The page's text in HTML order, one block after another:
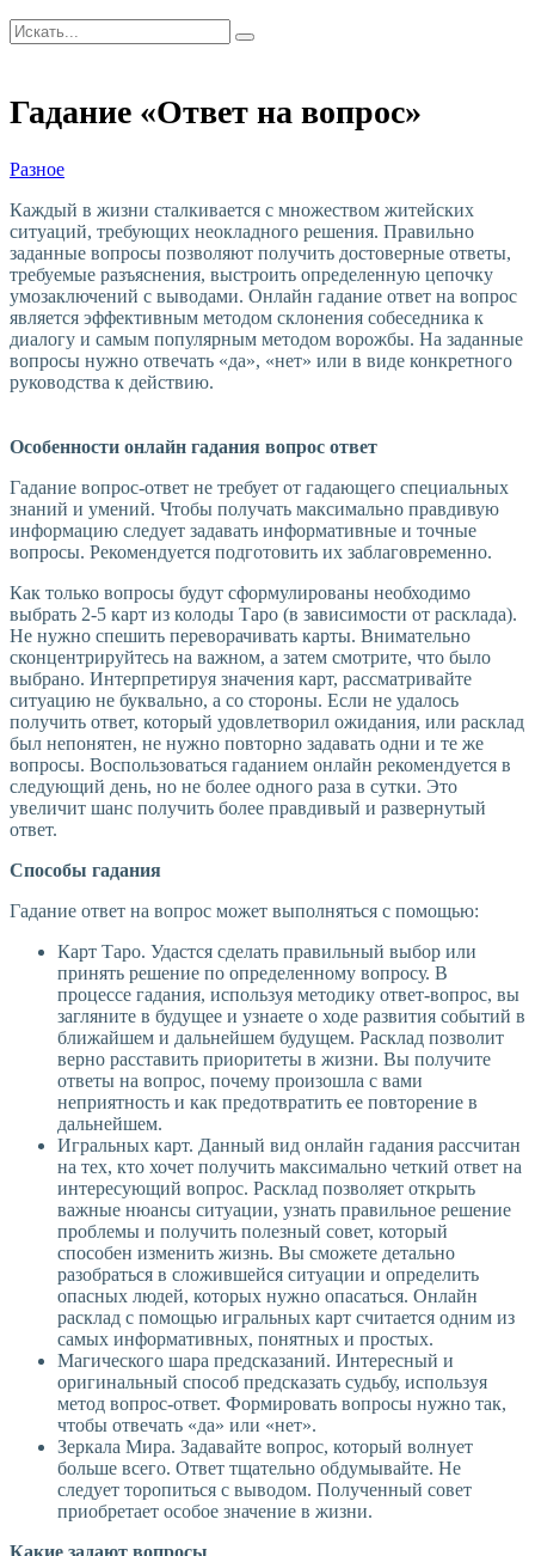
Гадание «Ответ на вопрос»
Разное
Каждый в жизни сталкивается с множеством житейских
ситуаций, требующих неокладного решения. Правильно
заданные вопросы позволяют получить достоверные ответы,
требуемые разъяснения, выстроить определенную цепочку
умозаключений с выводами. Онлайн гадание ответ на вопрос
является эффективным методом склонения собеседника к
диалогу и самым популярным методом ворожбы. На заданные
вопросы нужно отвечать «да», «нет» или в виде конкретного
руководства к действию.
Особенности онлайн гадания вопрос ответ
Гадание вопрос-ответ не требует от гадающего специальных
знаний и умений. Чтобы получать максимально правдивую
информацию следует задавать информативные и точные
вопросы. Рекомендуется подготовить их заблаговременно.
Как только вопросы будут сформулированы необходимо
выбрать 2-5 карт из колоды Таро (в зависимости от расклада).
Не нужно спешить переворачивать карты. Внимательно
сконцентрируйтесь на важном, а затем смотрите, что было
выбрано. Интерпретируя значения карт, рассматривайте
ситуацию не буквально, а со стороны. Если не удалось
получить ответ, который удовлетворил ожидания, или расклад
был непонятен, не нужно повторно задавать одни и те же
вопросы. Воспользоваться гаданием онлайн рекомендуется в
следующий день, но не более одного раза в сутки. Это
увеличит шанс получить более правдивый и развернутый
ответ.
Способы гадания
Гадание ответ на вопрос может выполняться с помощью:
Карт Таро. Удастся сделать правильный выбор или
принять решение по определенному вопросу. В
процессе гадания, используя методику ответ-вопрос, вы
загляните в будущее и узнаете о ходе развития событий в
ближайшем и дальнейшем будущем. Расклад позволит
верно расставить приоритеты в жизни. Вы получите
ответы на вопрос, почему произошла с вами
неприятность и как предотвратить ее повторение в
дальнейшем.
Игральных карт. Данный вид онлайн гадания рассчитан
на тех, кто хочет получить максимально четкий ответ на
интересующий вопрос. Расклад позволяет открыть
важные нюансы ситуации, узнать правильное решение
проблемы и получить полезный совет, который
способен изменить жизнь. Вы сможете детально
разобраться в сложившейся ситуации и определить
опасных людей, которых нужно опасаться. Онлайн
расклад с помощью игральных карт считается одним из
самых информативных, понятных и простых.
Магического шара предсказаний. Интересный и
оригинальный способ предсказать судьбу, используя
метод вопрос-ответ. Формировать вопросы нужно так,
чтобы отвечать «да» или «нет».
Зеркала Мира. Задавайте вопрос, который волнует
больше всего. Ответ тщательно обдумывайте. Не
следует торопиться с выводом. Полученный совет
приобретает особое значение в жизни.